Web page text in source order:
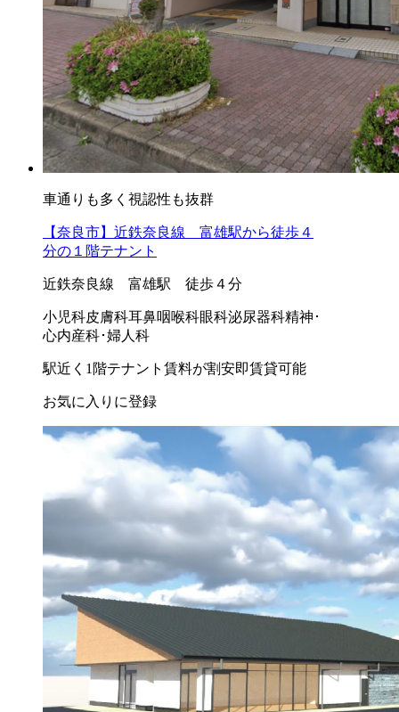
車通りも多く視認性も抜群
【奈良市】近鉄奈良線 富雄駅から徒歩４
分の１階テナント
近鉄奈良線 富雄駅 徒歩４分
小児科皮膚科耳鼻咽喉科眼科泌尿器科精神･
心内産科･婦人科
駅近く 1階テナント 賃料が割安即賃貸可能
お気に入りに登録